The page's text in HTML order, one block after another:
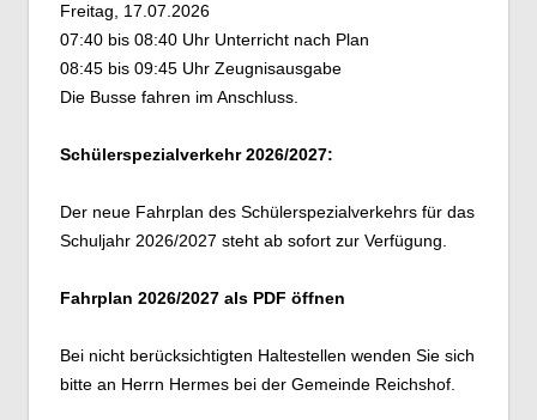
Freitag, 17.07.2026
07:40 bis 08:40 Uhr Unterricht nach Plan
08:45 bis 09:45 Uhr Zeugnisausgabe
Die Busse fahren im Anschluss.
Schülerspezialverkehr 2026/2027:
Der neue Fahrplan des Schülerspezialverkehrs für das
Schuljahr 2026/2027 steht ab sofort zur Verfügung.
Fahrplan 2026/2027 als PDF öffnen
Bei nicht berücksichtigten Haltestellen wenden Sie sich
bitte an Herrn Hermes bei der Gemeinde Reichshof.